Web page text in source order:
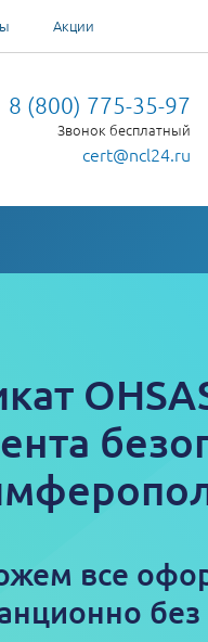
Акции
8 (800) 775-35-97
Звонок бесплатный
cert@ncl24.ru
все